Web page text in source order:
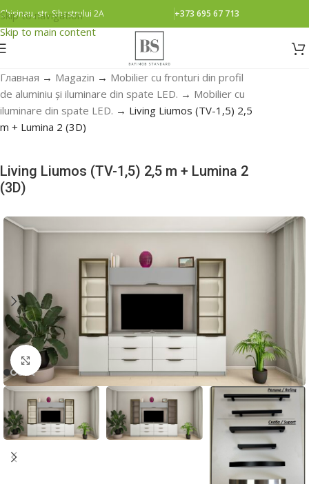
Skip to navigation
Skip to main content
Chisinau, str. Sihastrului 2A +373 695 67 713
Главная → Magazin → Mobilier cu fronturi din profil
de aluminiu și iluminare din spate LED. → Mobilier cu
iluminare din spate LED. → Living Liumos (TV-1,5) 2,5
m + Lumina 2 (3D)
Living Liumos (TV-1,5) 2,5 m + Lumina 2
(3D)
Faceți click pentru a mări